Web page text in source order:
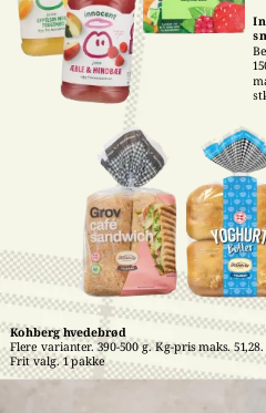
Kohberg hvedebrød
Flere varianter. 390-500 g. Kg-pris maks. 51,28.
Frit valg. 1 pakke